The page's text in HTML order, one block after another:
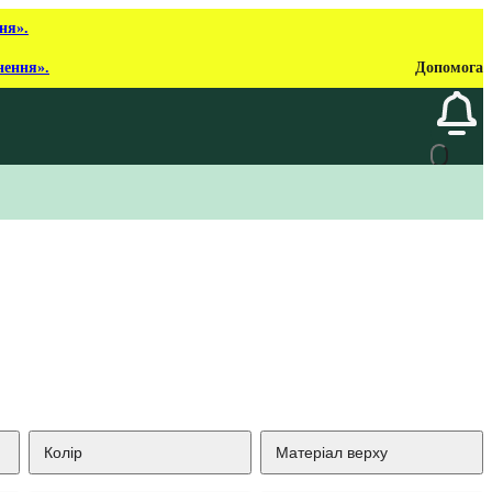
Допомога
Колір Матеріал верху